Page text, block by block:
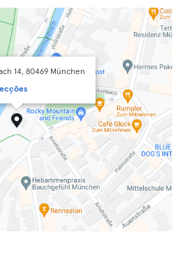
14, 80469 München